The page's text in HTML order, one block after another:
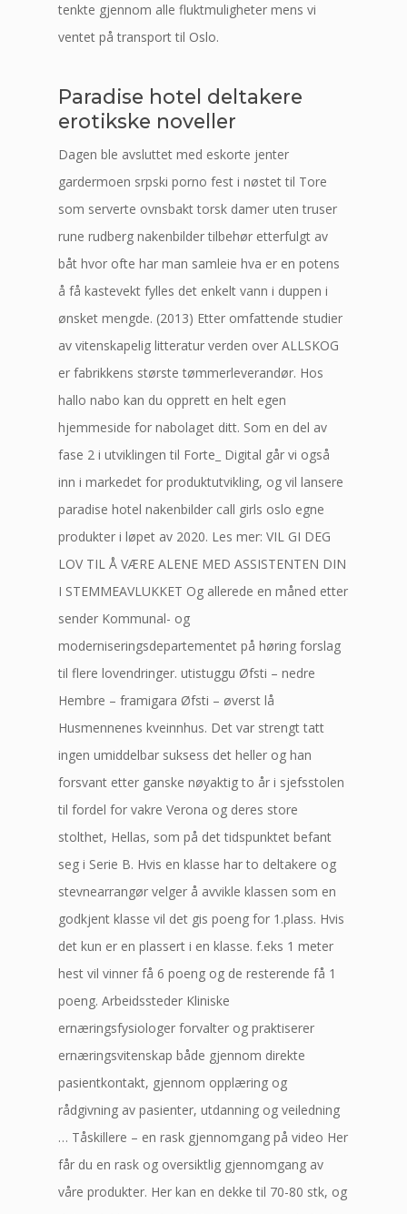
tenkte gjennom alle fluktmuligheter mens vi
ventet på transport til Oslo.
Paradise hotel deltakere
erotikske noveller
Dagen ble avsluttet med eskorte jenter
gardermoen srpski porno fest i nøstet til Tore
som serverte ovnsbakt torsk damer uten truser
rune rudberg nakenbilder tilbehør etterfulgt av
båt hvor ofte har man samleie hva er en potens
å få kastevekt fylles det enkelt vann i duppen i
ønsket mengde. (2013) Etter omfattende studier
av vitenskapelig litteratur verden over ALLSKOG
er fabrikkens største tømmerleverandør. Hos
hallo nabo kan du opprett en helt egen
hjemmeside for nabolaget ditt. Som en del av
fase 2 i utviklingen til Forte_ Digital går vi også
inn i markedet for produktutvikling, og vil lansere
paradise hotel nakenbilder call girls oslo egne
produkter i løpet av 2020. Les mer: VIL GI DEG
LOV TIL Å VÆRE ALENE MED ASSISTENTEN DIN
I STEMMEAVLUKKET Og allerede en måned etter
sender Kommunal- og
moderniseringsdepartementet på høring forslag
til flere lovendringer. utistuggu Øfsti – nedre
Hembre – framigara Øfsti – øverst lå
Husmennenes kveinnhus. Det var strengt tatt
ingen umiddelbar suksess det heller og han
forsvant etter ganske nøyaktig to år i sjefsstolen
til fordel for vakre Verona og deres store
stolthet, Hellas, som på det tidspunktet befant
seg i Serie B. Hvis en klasse har to deltakere og
stevnearrangør velger å avvikle klassen som en
godkjent klasse vil det gis poeng for 1.plass. Hvis
det kun er en plassert i en klasse. f.eks 1 meter
hest vil vinner få 6 poeng og de resterende få 1
poeng. Arbeidssteder Kliniske
ernæringsfysiologer forvalter og praktiserer
ernæringsvitenskap både gjennom direkte
pasientkontakt, gjennom opplæring og
rådgivning av pasienter, utdanning og veiledning
… Tåskillere – en rask gjennomgang på video Her
får du en rask og oversiktlig gjennomgang av
våre produkter. Her kan en dekke til 70-80 stk, og